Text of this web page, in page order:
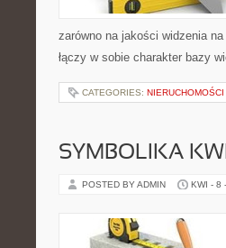
zarówno na jakości widzenia
łączy w sobie charakter bazy
CATEGORIES: NIERUCHOMOŚCI
SYMBOLIKA
POSTED BY ADMIN KWI - 8